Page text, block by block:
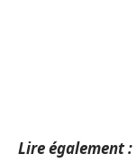
Lire également :